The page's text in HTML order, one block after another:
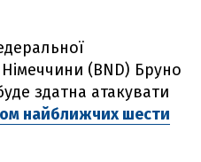
(BND) Бруно
здатна атакувати
найближчих шести